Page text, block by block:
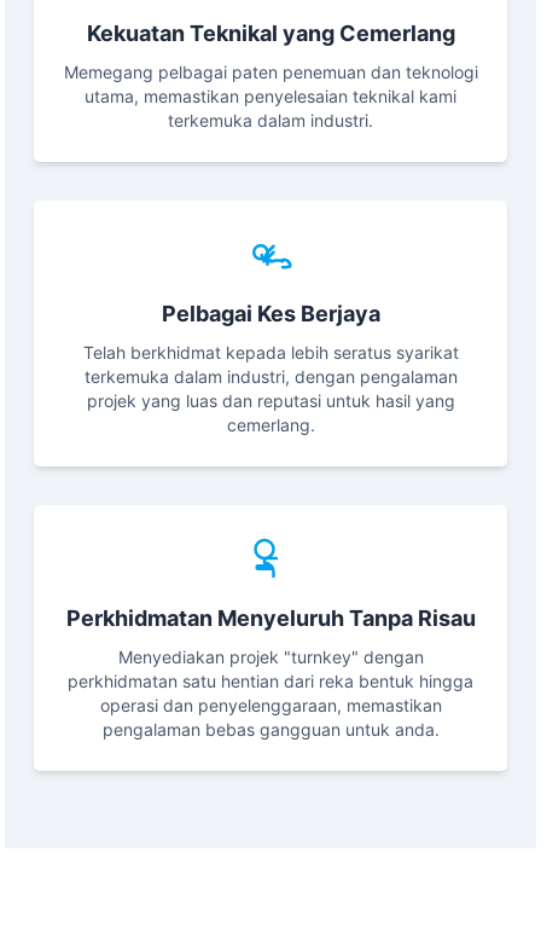
Kekuatan Teknikal yang Cemerlang
Memegang pelbagai paten penemuan dan teknologi
utama, memastikan penyelesaian teknikal kami
terkemuka dalam industri.
Pelbagai Kes Berjaya
Telah berkhidmat kepada lebih seratus syarikat
terkemuka dalam industri, dengan pengalaman
projek yang luas dan reputasi untuk hasil yang
cemerlang.
Perkhidmatan Menyeluruh Tanpa Risau
Menyediakan projek "turnkey" dengan
perkhidmatan satu hentian dari reka bentuk hingga
operasi dan penyelenggaraan, memastikan
pengalaman bebas gangguan untuk anda.